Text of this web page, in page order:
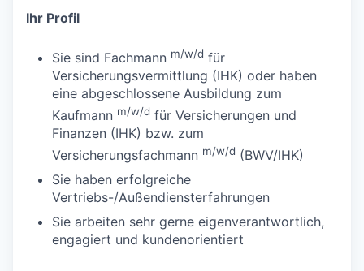
Ihr Profil
Sie sind Fachmann m/w/d für
Versicherungsvermittlung (IHK) oder haben
eine abgeschlossene Ausbildung zum
Kaufmann m/w/d für Versicherungen und
Finanzen (IHK) bzw. zum
Versicherungsfachmann m/w/d (BWV/IHK)
Sie haben erfolgreiche
Vertriebs-/Außendiensterfahrungen
Sie arbeiten sehr gerne eigenverantwortlich,
engagiert und kundenorientiert